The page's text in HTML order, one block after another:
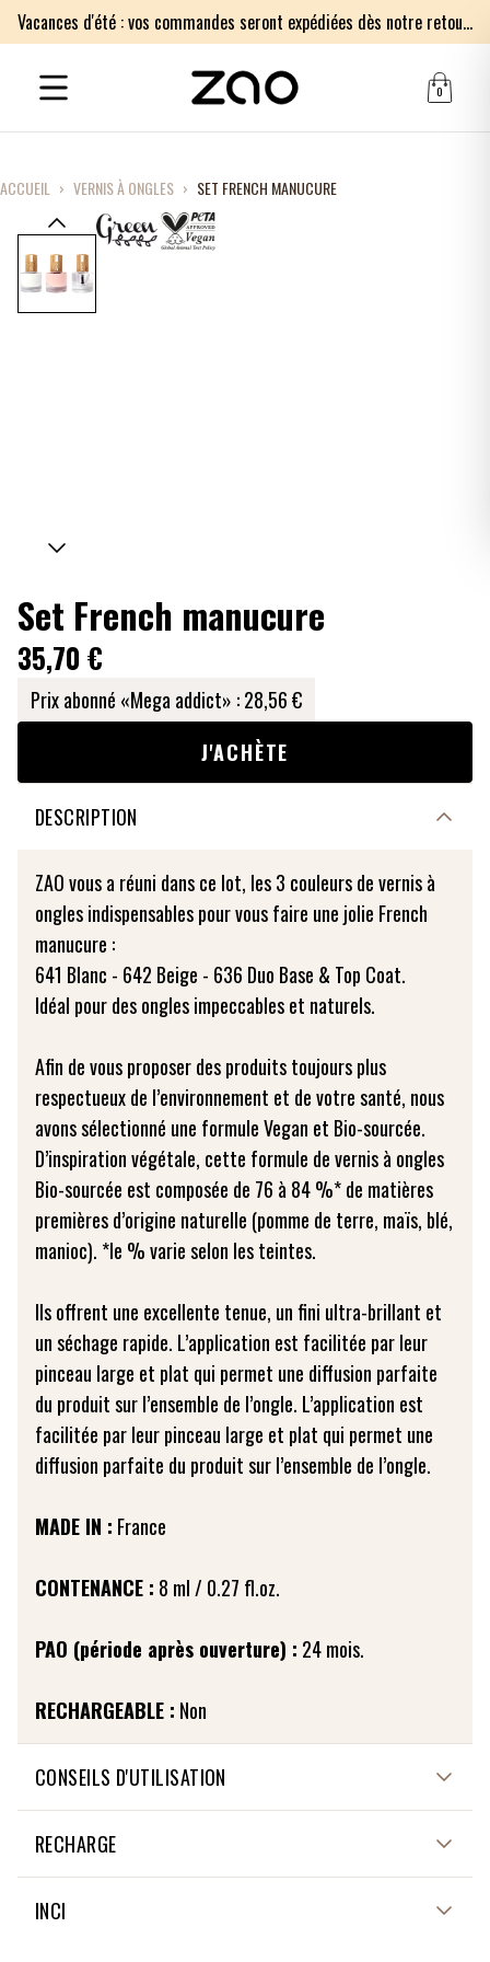
Vacances d'été : vos commandes seront expédiées dès notre retour le lundi 17 août. Merci pour votre patience.
0
ACCUEIL › VERNIS À ONGLES › SET FRENCH MANUCURE
Set French manucure
35,70 €
Prix abonné «Mega addict» :28,56 €
J'ACHÈTE
DESCRIPTION
ZAO vous a réuni dans ce lot, les 3 couleurs de vernis à
ongles indispensables pour vous faire une jolie French
manucure :
641 Blanc - 642 Beige - 636 Duo Base & Top Coat.
Idéal pour des ongles impeccables et naturels.
Afin de vous proposer des produits toujours plus
respectueux de l’environnement et de votre santé, nous
avons sélectionné une formule Vegan et Bio-sourcée.
D’inspiration végétale, cette formule de vernis à ongles
Bio-sourcée est composée de 76 à 84 %* de matières
premières d’origine naturelle (pomme de terre, maïs, blé,
manioc). *le % varie selon les teintes.
Ils offrent une excellente tenue, un fini ultra-brillant et
un séchage rapide. L’application est facilitée par leur
pinceau large et plat qui permet une diffusion parfaite
du produit sur l’ensemble de l’ongle. L’application est
facilitée par leur pinceau large et plat qui permet une
diffusion parfaite du produit sur l’ensemble de l’ongle.
MADE IN : France
CONTENANCE : 8 ml / 0.27 fl.oz.
PAO (période après ouverture) : 24 mois.
RECHARGEABLE : Non
CONSEILS D'UTILISATION
Appliquer le durcisseur ou le duo base & top coat pour
préparer l’ongle et faciliter la tenue de la « French ».
Poser ensuite le vernis blanc French, sur la zone dite
RECHARGE
Non applicable
INCI